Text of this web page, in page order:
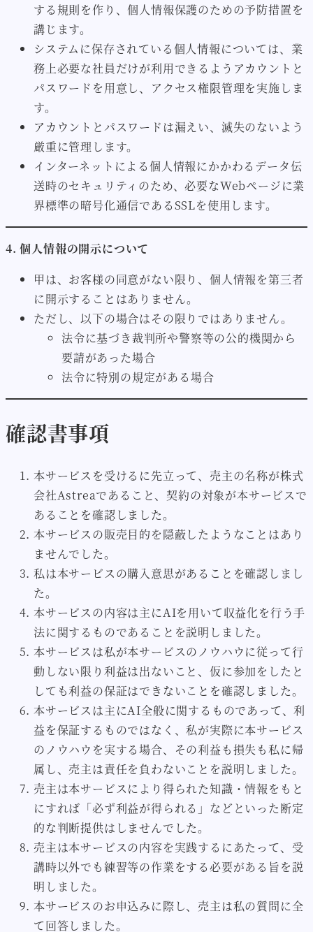
する規則を作り、個人情報保護のための予防措置を
講じます。
システムに保存されている個人情報については、業
務上必要な社員だけが利用できるようアカウントと
パスワードを用意し、アクセス権限管理を実施しま
す。
アカウントとパスワードは漏えい、滅失のないよう
厳重に管理します。
インターネットによる個人情報にかかわるデータ伝
送時のセキュリティのため、必要なWebページに業
界標準の暗号化通信であるSSLを使用します。
4. 個人情報の開示について
甲は、お客様の同意がない限り、個人情報を第三者
に開示することはありません。
ただし、以下の場合はその限りではありません。
法令に基づき裁判所や警察等の公的機関から
要請があった場合
法令に特別の規定がある場合
確認書事項
本サービスを受けるに先立って、売主の名称が株式
会社Astreaであること、契約の対象が本サービスで
あることを確認しました。
本サービスの販売目的を隠蔽したようなことはあり
ませんでした。
私は本サービスの購入意思があることを確認しまし
た。
本サービスの内容は主にAIを用いて収益化を行う手
法に関するものであることを説明しました。
本サービスは私が本サービスのノウハウに従って行
動しない限り利益は出ないこと、仮に参加をしたと
しても利益の保証はできないことを確認しました。
本サービスは主にAI全般に関するものであって、利
益を保証するものではなく、私が実際に本サービス
のノウハウを実する場合、その利益も損失も私に帰
属し、売主は責任を負わないことを説明しました。
売主は本サービスにより得られた知識・情報をもと
にすれば「必ず利益が得られる」などといった断定
的な判断提供はしませんでした。
売主は本サービスの内容を実践するにあたって、受
講時以外でも練習等の作業をする必要がある旨を説
明しました。
本サービスのお申込みに際し、売主は私の質問に全
て回答しました。